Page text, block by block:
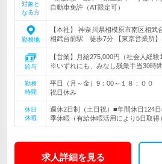
対象と
なる方
自動車免許（AT限定可）
勤務地
【本社】 神奈川県相模原市南区相武
相武台前駅 徒歩7分 【東京営業所】
給与
【営業】月給275,000円（社会人経験
※いずれにも、みなし残業手当30時
勤務
時間
平日（月～金）9：00～１８：００
祝日休み
休日
休暇
週休2日制（土日祝）■年間休日124
季休暇（有給休暇活用により5日取得
求人詳細を見る